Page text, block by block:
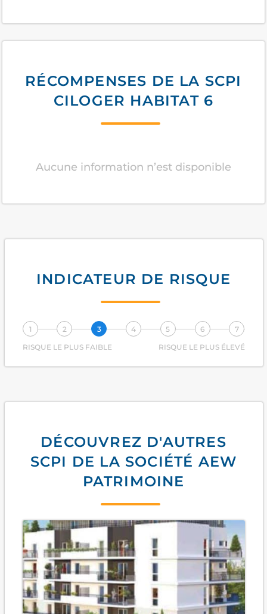
RÉCOMPENSES DE LA SCPI
CILOGER HABITAT 6
Aucune information n’est disponible
INDICATEUR DE RISQUE
1 2 3 4 5 6
7
RISQUE LE PLUS FAIBLE
RISQUE LE PLUS ÉLEVÉ
DÉCOUVREZ D'AUTRES
SCPI DE LA SOCIÉTÉ AEW
PATRIMOINE